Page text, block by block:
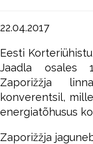
22.04.2017
Eesti
Jaadla osales
Zaporižžja
konverentsil,
energiatõhusus
Zaporižžja